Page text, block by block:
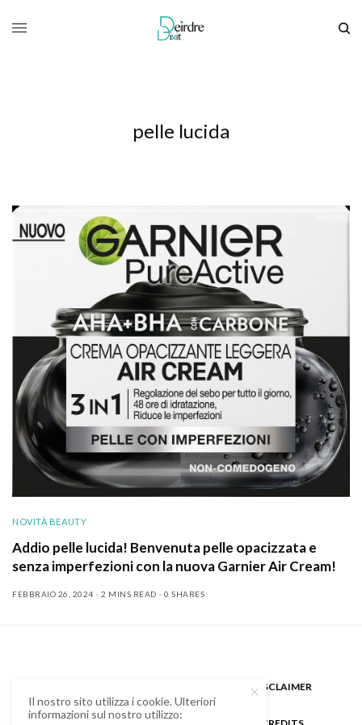
pelle lucida
NOVITÀ BEAUTY
Addio pelle lucida! Benvenuta pelle opacizzata e
senza imperfezioni con la nuova Garnier Air Cream!
FEBBRAIO 26, 2024 2 MINS READ 0 SHARES
DISCLAIMER
Il nostro sito utilizza i cookie. Ulteriori
informazioni sul nostro utilizzo: